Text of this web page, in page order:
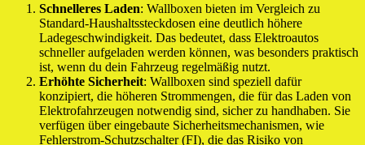
Schnelleres Laden: Wallboxen bieten im Vergleich zu
Standard-Haushaltssteckdosen eine deutlich höhere
Ladegeschwindigkeit. Das bedeutet, dass Elektroautos
schneller aufgeladen werden können, was besonders praktisch
ist, wenn du dein Fahrzeug regelmäßig nutzt.
Erhöhte Sicherheit: Wallboxen sind speziell dafür
konzipiert, die höheren Strommengen, die für das Laden von
Elektrofahrzeugen notwendig sind, sicher zu handhaben. Sie
verfügen über eingebaute Sicherheitsmechanismen, wie
Fehlerstrom-Schutzschalter (FI), die das Risiko von